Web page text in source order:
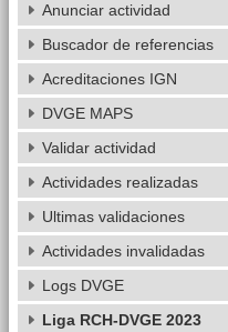
Anunciar actividad
Buscador de referencias
Acreditaciones IGN
DVGE MAPS
Validar actividad
Actividades realizadas
Ultimas validaciones
Actividades invalidadas
Logs DVGE
Liga RCH-DVGE 2023